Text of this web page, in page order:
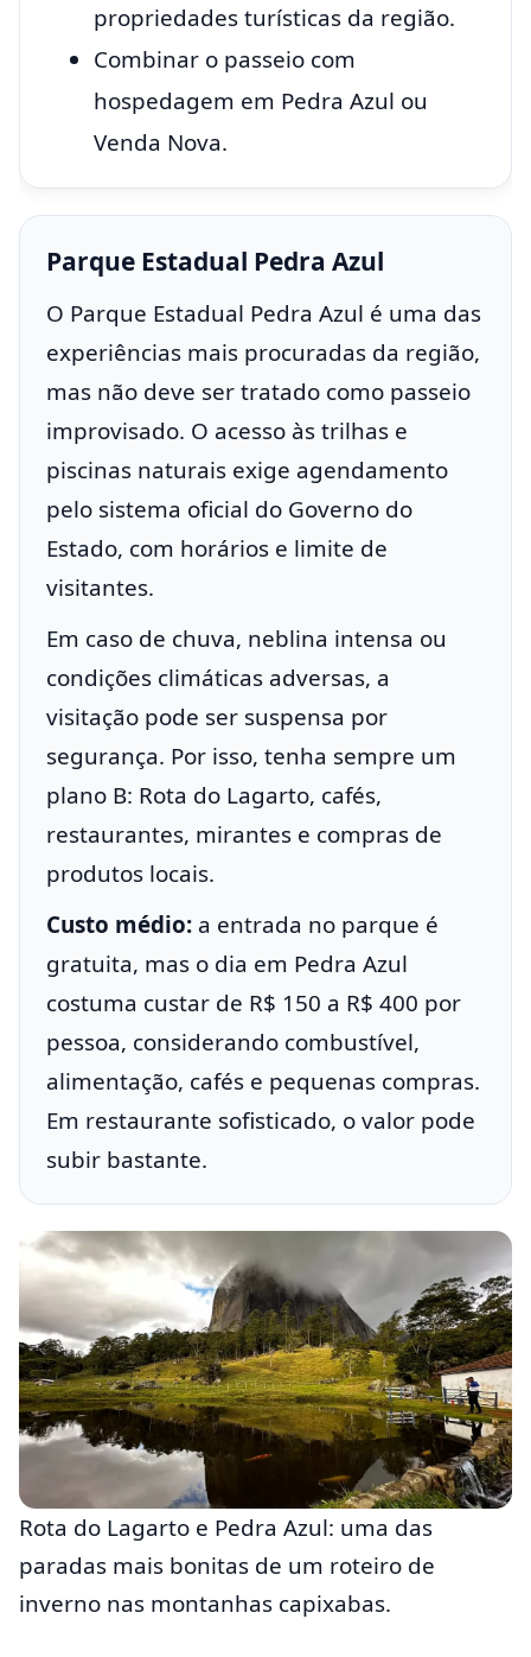
propriedades turísticas da região.
Combinar o passeio com
hospedagem em Pedra Azul ou
Venda Nova.
Parque Estadual Pedra Azul
O Parque Estadual Pedra Azul é uma das
experiências mais procuradas da região,
mas não deve ser tratado como passeio
improvisado. O acesso às trilhas e
piscinas naturais exige agendamento
pelo sistema oficial do Governo do
Estado, com horários e limite de
visitantes.
Em caso de chuva, neblina intensa ou
condições climáticas adversas, a
visitação pode ser suspensa por
segurança. Por isso, tenha sempre um
plano B: Rota do Lagarto, cafés,
restaurantes, mirantes e compras de
produtos locais.
Custo médio: a entrada no parque é
gratuita, mas o dia em Pedra Azul
costuma custar de R$ 150 a R$ 400 por
pessoa, considerando combustível,
alimentação, cafés e pequenas compras.
Em restaurante sofisticado, o valor pode
subir bastante.
Rota do Lagarto e Pedra Azul: uma das
paradas mais bonitas de um roteiro de
inverno nas montanhas capixabas.